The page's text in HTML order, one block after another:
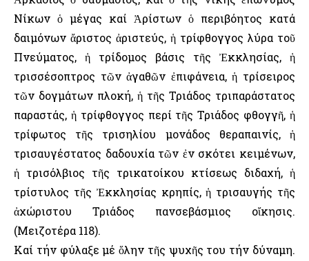
Νίκων ὁ μέγας καί Ἀρίστων ὁ περιβόητος κατά
δαιμόνων ἄριστος ἀριστεύς, ἡ τρίφθογγος λύρα τοῦ
Πνεύματος, ἡ τρίδομος βάσις τῆς Ἐκκλησίας, ἡ
τρισσέσοπτρος τῶν ἀγαθῶν ἐπιφάνεια, ἡ τρίσειρος
τῶν δογμάτων πλοκή, ἡ τῆς Τριάδος τριπαράστατος
παραστάς, ἡ τρίφθογγος περί τῆς Τριάδος φθογγῆ, ἡ
τρίφωτος τῆς τρισηλίου μονάδος θεραπαινίς, ἡ
τρισαυγέστατος δαδουχία τῶν ἐν σκότει κειμένων,
ἡ τρισόλβιος τῆς τρικατοίκου κτίσεως διδαχή, ἡ
τρίστυλος τῆς Ἐκκλησίας κρηπίς, ἡ τρισαυγής τῆς
ἀχώριστου Τριάδος πανσεβάσμιος οἴκησις.
(Μειζοτέρα 118).
Καί τήν φύλαξε μέ ὅλην τῆς ψυχῆς του τήν δύναμη.